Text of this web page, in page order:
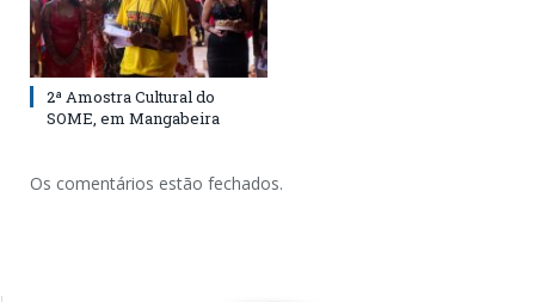
2ª Amostra Cultural do
SOME, em Mangabeira
Os comentários estão fechados.